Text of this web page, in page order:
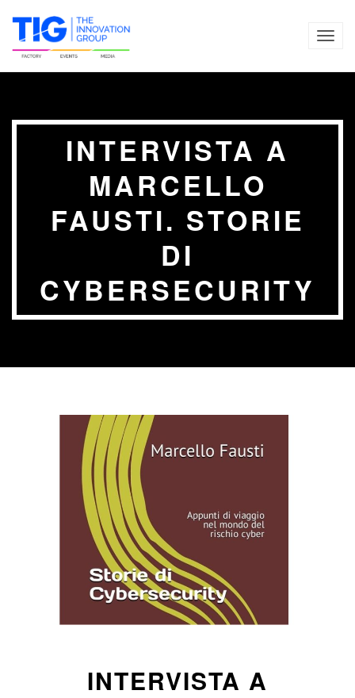
INTERVISTA A
MARCELLO
FAUSTI. STORIE
DI
CYBERSECURITY
INTERVISTA A